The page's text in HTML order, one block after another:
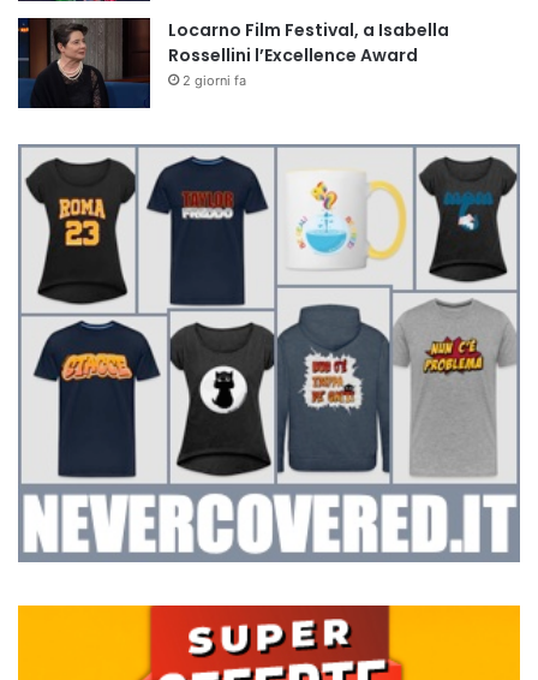
Locarno Film Festival, a Isabella
Rossellini l’Excellence Award
2 giorni fa